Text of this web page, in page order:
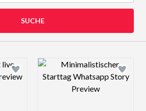
SUCHE
preview image Design preview